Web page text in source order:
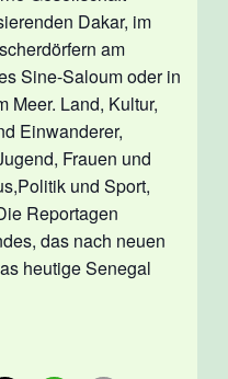
Dakar, im
am
Sine-Saloum oder in
Meer. Land, Kultur,
Einwanderer,
Frauen und
und Sport,
Reportagen
das nach neuen
heutige Senegal